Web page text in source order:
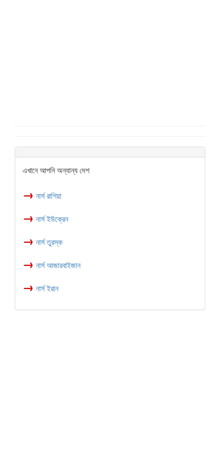
এখানে আপনি অন্যান্য দেশ
→ নার্স রাশিয়া
→ নার্স ইউক্রেন
→ নার্স তুরস্ক
→ নার্স আজারবাইজান
→ নার্স ইরান